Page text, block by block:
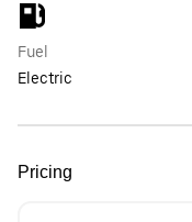
Fuel
Electric
Pricing